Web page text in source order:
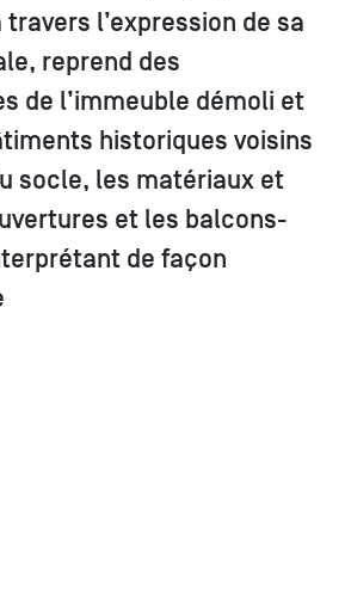
l’expression de sa
reprend des
de l’immeuble démoli et
historiques voisins
socle, les matériaux et
et les balcons-
de façon